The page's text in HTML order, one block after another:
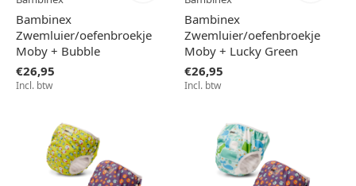
Bambinex
Zwemluier/oefenbroekje
Moby + Bubble
€26,95
Incl. btw
Bambinex
Zwemluier/oefenbroekje
Moby + Lucky Green
€26,95
Incl. btw